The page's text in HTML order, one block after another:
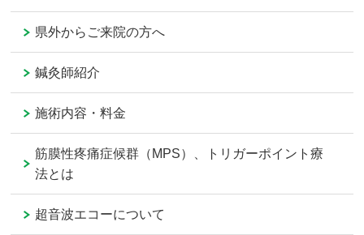
県外からご来院の方へ
鍼灸師紹介
施術内容・料金
筋膜性疼痛症候群（MPS）、トリガーポイント療
法とは
超音波エコーについて